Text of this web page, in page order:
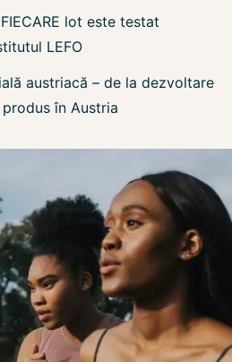
lot este testat
LEFO
austriacă – de la dezvoltare
în Austria